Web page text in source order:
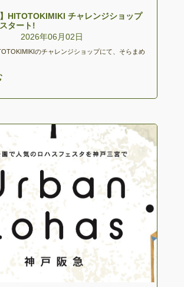
】HITOTOKIMIKI チャレンジショップ
タート!
2026年06月02日
のチャレンジショップにて、そらまめ